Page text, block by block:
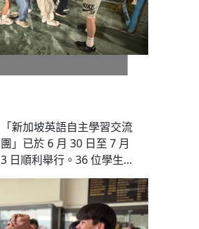
「新加坡英語自主學習交流
團」已於 6 月 30 日至 7 月
3 日順利舉行。36 位學生到
訪新加坡耘青中學，進行英
語自主學習與交流活動、體
驗當地文化，並遊覽名勝以
增廣見聞。